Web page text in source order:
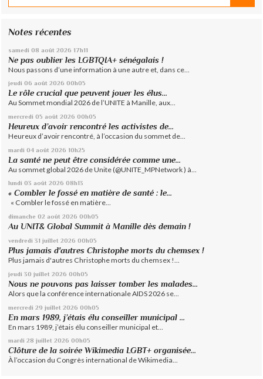
Notes récentes
samedi 08 août 2026 17h11
Ne pas oublier les LGBTQIA+ sénégalais !
Nous passons d’une information à une autre et, dans ce...
jeudi 06 août 2026 00h05
Le rôle crucial que peuvent jouer les élus...
Au Sommet mondial 2026 de l’UNITE à Manille, aux...
mercredi 05 août 2026 00h05
Heureux d’avoir rencontré les activistes de...
Heureux d’avoir rencontré, à l’occasion du sommet de...
mardi 04 août 2026 10h25
La santé ne peut être considérée comme une...
Au sommet global 2026 de Unite (@UNITE_MPNetwork ) à...
lundi 03 août 2026 08h13
« Combler le fossé en matière de santé : le...
« Combler le fossé en matière...
dimanche 02 août 2026 00h05
Au UNIT& Global Summit à Manille dès demain !
vendredi 31 juillet 2026 00h05
Plus jamais d'autres Christophe morts du chemsex !
Plus jamais d'autres Christophe morts du chemsex !...
jeudi 30 juillet 2026 00h05
Nous ne pouvons pas laisser tomber les malades...
Alors que la conférence internationale AIDS 2026 se...
mercredi 29 juillet 2026 00h05
En mars 1989, j’étais élu conseiller municipal ...
En mars 1989, j’étais élu conseiller municipal et...
mardi 28 juillet 2026 00h05
Clôture de la soirée Wikimedia LGBT+ organisée...
À l’occasion du Congrès international de Wikimedia...